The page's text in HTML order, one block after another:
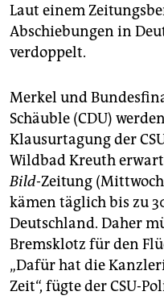
epaper login
Laut einem
Abschiebungen in
verdoppelt.
Merkel und
Schäuble (CDU)
Klausurtagung der
Wildbad Kreuth
Bild-Zeitung
kämen täglich bis zu
Deutschland. Daher
Bremsklotz für den
„Dafür hat die
Zeit“, fügte der CSU-